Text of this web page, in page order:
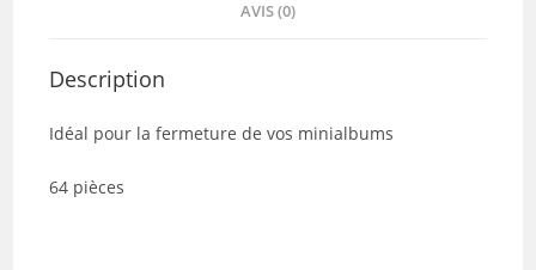
AVIS (0)
Description
Idéal pour la fermeture de vos minialbums
64 pièces